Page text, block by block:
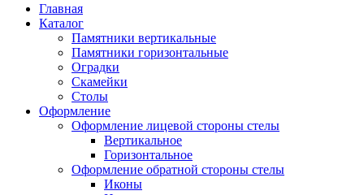
Главная
Каталог
Памятники вертикальные
Памятники горизонтальные
Оградки
Скамейки
Столы
Оформление
Оформление лицевой стороны стелы
Вертикальное
Горизонтальное
Оформление обратной стороны стелы
Иконы